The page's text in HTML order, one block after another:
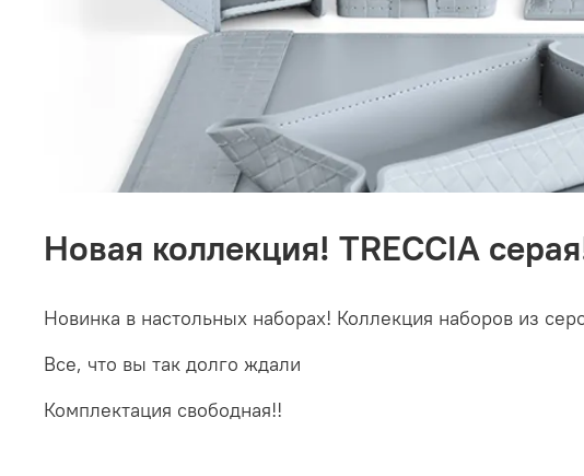
Новая коллекция! TRECCIA
Новинка в настольных наборах! Коллекция наборов из
Все, что вы так долго ждали
Комплектация свободная!!